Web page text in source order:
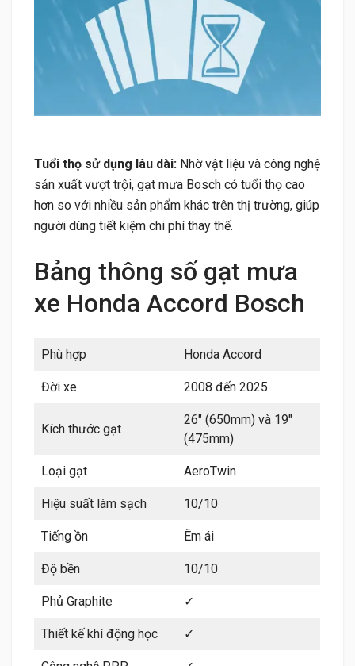
Tuổi thọ sử dụng lâu dài: Nhờ vật liệu và công nghệ
sản xuất vượt trội, gạt mưa Bosch có tuổi thọ cao
hơn so với nhiều sản phẩm khác trên thị trường, giúp
người dùng tiết kiệm chi phí thay thế.
Bảng thông số gạt mưa
xe Honda Accord Bosch
Phù hợp Honda Accord
Đời xe 2008 đến 2025
Kích thước gạt
26″ (650mm) và 19″
(475mm)
Loại gạt AeroTwin
Hiệu suất làm sạch 10/10
Tiếng ồn Êm ái
Độ bền 10/10
Phủ Graphite ✓
Thiết kế khí động học ✓